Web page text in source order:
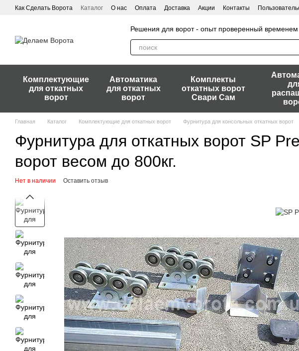
Перейти к основному контенту
Как Сделать Ворота Каталог О нас Оплата Доставка Акции Контакты
Решения для ворот - опыт проверенный временем
Комплектующие
для откатных
ворот
Автоматика
для откатных
ворот
Комплекты
откатных ворот
Свари Сам
Главная Каталог Комплектующие для откатных ворот Фурнитура для консольных откатных ворот
Фурнитура для откатных ворот SP
ворот весом до 800кг.
Нет в наличии Оставить отзыв